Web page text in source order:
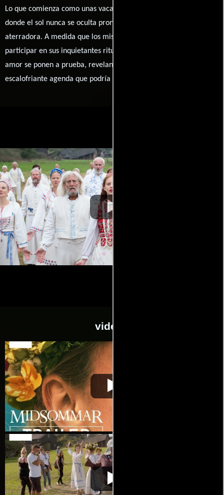
Lo que comienza como unas vacaciones de ensueño en un lugar
donde el sol nunca se oculta pronto se convierte en una pesadilla
aterradora. A medida que los misteriosos aldeanos los invitan a
participar en sus inquietantes rituales, los lazos de amistad y
amor se ponen a prueba, revelando oscuros secretos y una
escalofriante agenda que podría cambiar sus vidas para siempre.
videos
Midsommar. El terror
no espera la noche
Video de la película Midsommar. El
terror no espera la noche
Midsommar. El terror
no espera la noche
Video de la película Midsommar. El
terror no espera la noche